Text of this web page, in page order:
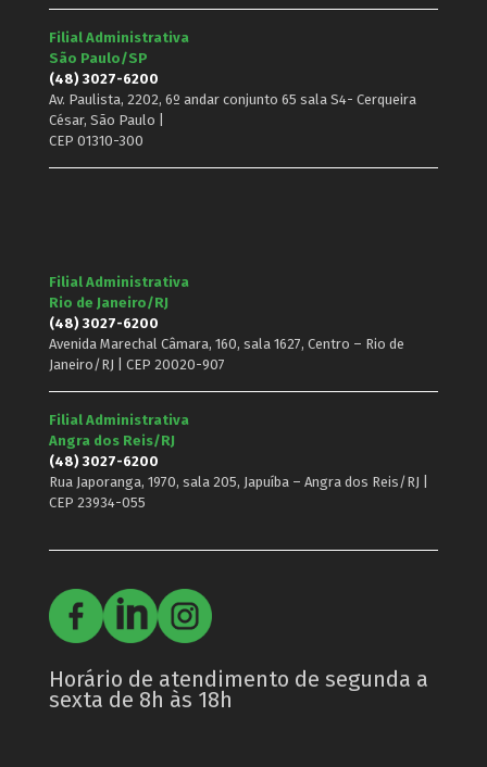
Filial Administrativa
São Paulo/SP
(48) 3027-6200
Av. Paulista, 2202, 6º andar conjunto 65 sala S4- Cerqueira
César, São Paulo |
CEP 01310-300
Filial Administrativa
Rio de Janeiro/RJ
(48) 3027-6200
Avenida Marechal Câmara, 160, sala 1627, Centro – Rio de
Janeiro/RJ | CEP 20020-907
Filial Administrativa
Angra dos Reis/RJ
(48) 3027-6200
Rua Japoranga, 1970, sala 205, Japuíba – Angra dos Reis/RJ |
CEP 23934-055
Horário de atendimento de segunda a
sexta de 8h às 18h